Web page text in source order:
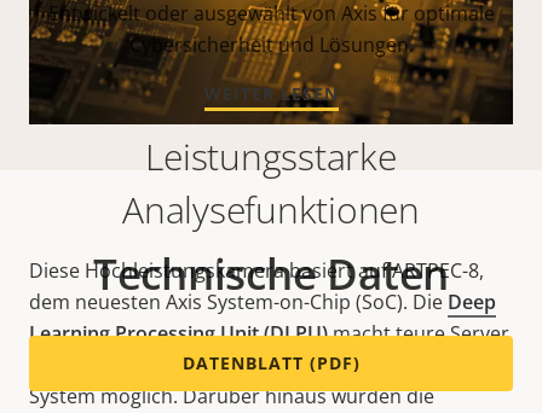
Leistungsstarke
Analysefunktionen
Diese Hochleistungskamera basiert auf ARTPEC-8,
dem neuesten Axis System-on-Chip (SoC). Die Deep
Learning Processing Unit (DLPU)macht teure Server
überflüssig und ein schnelleres und skalierbareres
System möglich. Darüber hinaus wurden die
Entwickelt oder ausgewählt von Axis für optimale
Cybersicherheit und Lösungen.
WEITER LESEN
Technische Daten
DATENBLATT (PDF)